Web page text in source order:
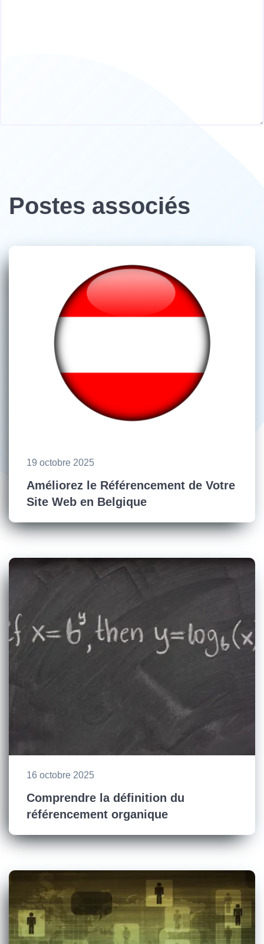
Postes associés
19 octobre 2025
Améliorez le Référencement de Votre
Site Web en Belgique
16 octobre 2025
Comprendre la définition du
référencement organique